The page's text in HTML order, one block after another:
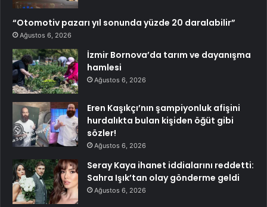
“Otomotiv pazarı yıl sonunda yüzde 20 daralabilir”
Ağustos 6, 2026
İzmir Bornova’da tarım ve dayanışma
hamlesi
Ağustos 6, 2026
Eren Kaşıkçı’nın şampiyonluk afişini
hurdalıkta bulan kişiden öğüt gibi
sözler!
Ağustos 6, 2026
Seray Kaya ihanet iddialarını reddetti:
Sahra Işık’tan olay gönderme geldi
Ağustos 6, 2026